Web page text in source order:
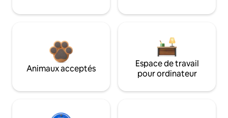
Animaux acceptés
Espace de travail
pour ordinateur